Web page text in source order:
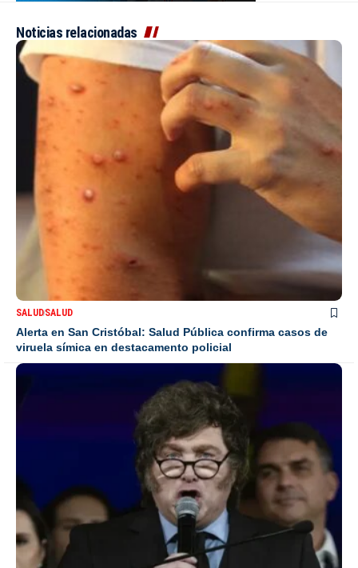
Noticias relacionadas
SALUDSALUD
Alerta en San Cristóbal: Salud Pública confirma casos de
viruela símica en destacamento policial